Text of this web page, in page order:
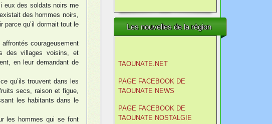
Les nouvelles de la région
TAOUNATE.NET
PAGE FACEBOOK DE
TAOUNATE NEWS
PAGE FACEBOOK DE
TAOUNATE NOSTALGIE
eux des soldats noirs me
des hommes noirs,
parce qu’il dormait tout le
courageusement
des villages voisins, et
en leur demandant de
qu’ils trouvent dans les
secs, raison et figue,
les habitants dans le
les hommes qui se font